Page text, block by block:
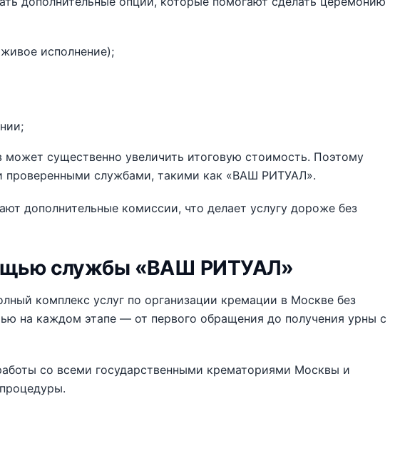
исполнение);
существенно увеличить итоговую стоимость. Поэтому
проверенными службами, такими как «ВАШ РИТУАЛ».
дополнительные комиссии, что делает услугу дороже без
службы «ВАШ РИТУАЛ»
комплекс услуг по организации кремации в Москве без
на каждом этапе — от первого обращения до получения урны с
со всеми государственными крематориями Москвы и